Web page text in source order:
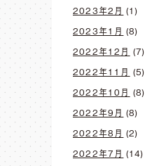
2023年2月 (1)
2023年1月 (8)
2022年12月 (7)
2022年11月 (5)
2022年10月 (8)
2022年9月 (8)
2022年8月 (2)
2022年7月 (14)